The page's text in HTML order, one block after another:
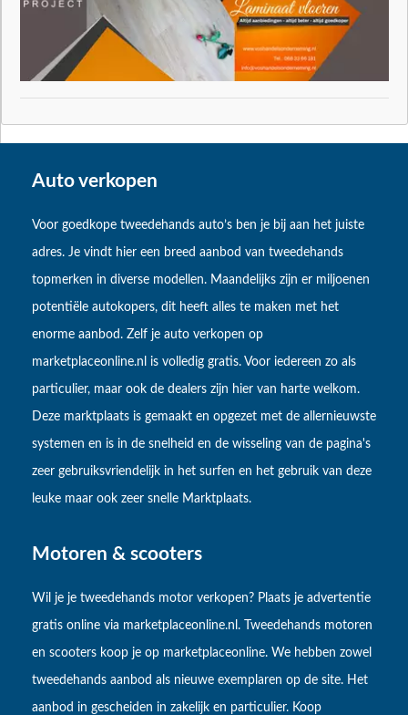
Auto verkopen
Voor goedkope tweedehands auto’s ben je bij aan het juiste
adres. Je vindt hier een breed aanbod van tweedehands
topmerken in diverse modellen. Maandelijks zijn er miljoenen
potentiële autokopers, dit heeft alles te maken met het
enorme aanbod. Zelf je auto verkopen op
marketplaceonline.nl is volledig gratis. Voor iedereen zo als
particulier, maar ook de dealers zijn hier van harte welkom.
Deze marktplaats is gemaakt en opgezet met de allernieuwste
systemen en is in de snelheid en de wisseling van de pagina's
zeer gebruiksvriendelijk in het surfen en het gebruik van deze
leuke maar ook zeer snelle Marktplaats.
Motoren & scooters
Wil je je tweedehands motor verkopen? Plaats je advertentie
gratis online via marketplaceonline.nl. Tweedehands motoren
en scooters koop je op marketplaceonline. We hebben zowel
tweedehands aanbod als nieuwe exemplaren op de site. Het
aanbod in gescheiden in zakelijk en particulier. Koop